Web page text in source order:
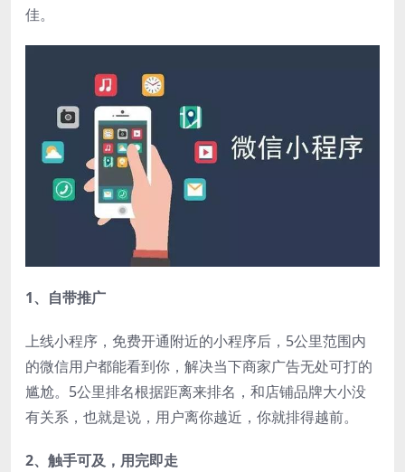
佳。
1、自带推广
上线小程序，免费开通附近的小程序后，5公里范围内
的微信用户都能看到你，解决当下商家广告无处可打的
尴尬。5公里排名根据距离来排名，和店铺品牌大小没
有关系，也就是说，用户离你越近，你就排得越前。
2、触手可及，用完即走